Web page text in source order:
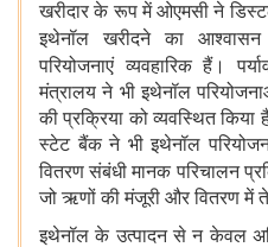
खरीदार के रूप में ओएमसी ने
इथेनॉल खरीदने का आश्वासन
परियोजनाएं व्यवहारिक हैं।
मंत्रालय ने भी इथेनॉल
की प्रक्रिया को व्यवस्थित किया
स्टेट बैंक ने भी इथेनॉल
वितरण संबंधी मानक परिचालन
जो ऋणों की मंजूरी और वितरण में
इथेनॉल के उत्पादन से न केवल